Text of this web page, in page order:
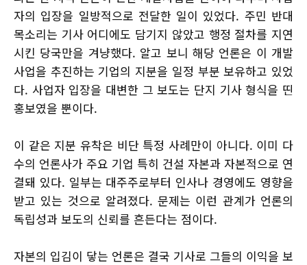
자의 입장을 일방적으로 전달한 일이 있었다. 주민 반대
목소리는 기사 어디에도 담기지 않았고 행정 절차를 지연
시킨 당국만을 겨냥했다. 알고 보니 해당 언론은 이 개발
사업을 추진하는 기업의 지분을 일정 부분 보유하고 있었
다. 사업자 입장을 대변한 그 보도는 단지 기사 형식을 띤
홍보였을 뿐이다.
이 같은 지분 유착은 비단 특정 사례만이 아니다. 이미 다
수의 언론사가 주요 기업 특히 건설 자본과 자본적으로 연
결돼 있다. 일부는 대주주로부터 인사나 경영에도 영향을
받고 있는 것으로 알려졌다. 문제는 이런 관계가 언론의
독립성과 보도의 신뢰를 흔든다는 점이다.
자본의 입김이 닿는 언론은 결국 기사로 그들의 이익을 보